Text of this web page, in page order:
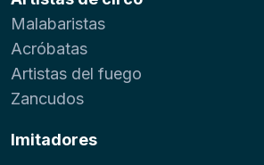
Malabaristas
Acróbatas
Artistas del fuego
Zancudos
Imitadores